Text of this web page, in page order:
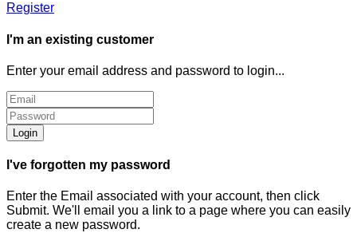
Register
I'm an existing customer
Enter your email address and password to login...
Login
I've forgotten my password
Enter the Email associated with your account, then click
Submit. We'll email you a link to a page where you can easily
create a new password.